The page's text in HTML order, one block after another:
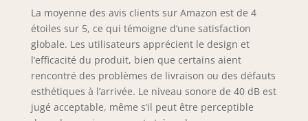
La moyenne des avis clients sur Amazon est de 4
étoiles sur 5, ce qui témoigne d’une satisfaction
globale. Les utilisateurs apprécient le design et
l’efficacité du produit, bien que certains aient
rencontré des problèmes de livraison ou des défauts
esthétiques à l’arrivée. Le niveau sonore de 40 dB est
jugé acceptable, même s’il peut être perceptible